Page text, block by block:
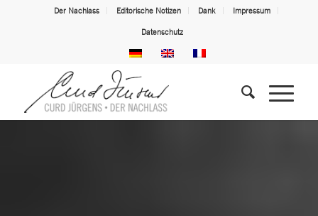
Der Nachlass Editorische Notizen Dank Impressum
Datenschutz